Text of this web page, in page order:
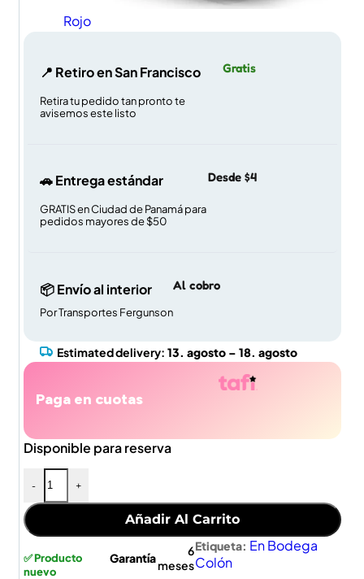
Rojo
📍 Retiro en San Francisco
Retira tu pedido tan pronto te
avisemos este listo
Gratis
🚗 Entrega estándar
GRATIS en Ciudad de Panamá para
pedidos mayores de $50
Desde $4
📦 Envío al interior
Por Transportes Fergunson
Al cobro
Estimated delivery: 13. agosto – 18. agosto
Paga en cuotas
Disponible para reserva
- +
Añadir Al Carrito
✅ Producto
nuevo
Garantía
6
meses
Etiqueta: En Bodega
Colón